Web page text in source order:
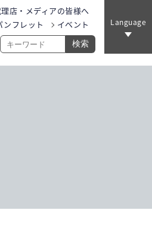
店・メディアの皆様へ
ンフレット
イベント Language